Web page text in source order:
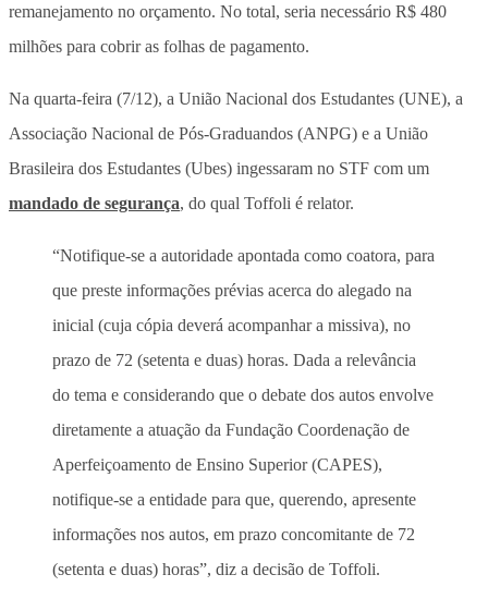
remanejamento no orçamento. No total, seria necessário R$ 480
milhões para cobrir as folhas de pagamento.
Na quarta-feira (7/12), a União Nacional dos Estudantes (UNE), a
Associação Nacional de Pós-Graduandos (ANPG) e a União
Brasileira dos Estudantes (Ubes) ingessaram no STF com um
mandado de segurança, do qual Toffoli é relator.
“Notifique-se a autoridade apontada como coatora, para
que preste informações prévias acerca do alegado na
inicial (cuja cópia deverá acompanhar a missiva), no
prazo de 72 (setenta e duas) horas. Dada a relevância
do tema e considerando que o debate dos autos envolve
diretamente a atuação da Fundação Coordenação de
Aperfeiçoamento de Ensino Superior (CAPES),
notifique-se a entidade para que, querendo, apresente
informações nos autos, em prazo concomitante de 72
(setenta e duas) horas”, diz a decisão de Toffoli.